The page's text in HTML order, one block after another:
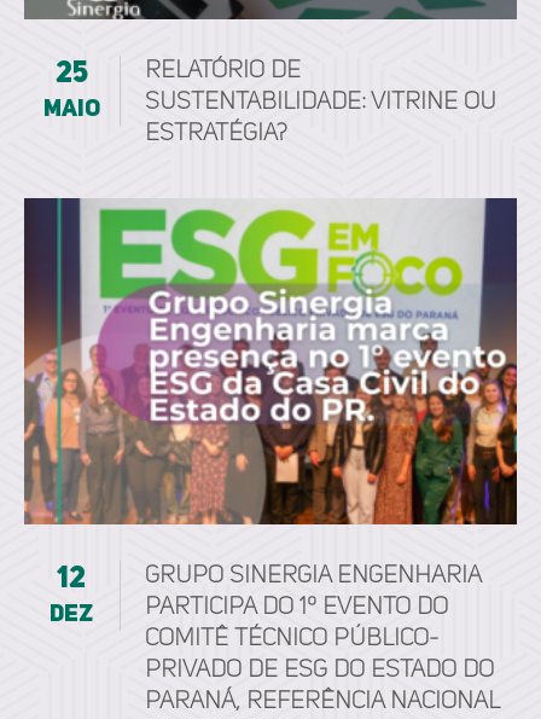
25
maio
Relatório de
sustentabilidade: vitrine ou
estratégia?
12
dez
Grupo Sinergia Engenharia
participa do 1º Evento do
Comitê Técnico Público-
Privado de ESG do Estado do
Paraná, referência nacional